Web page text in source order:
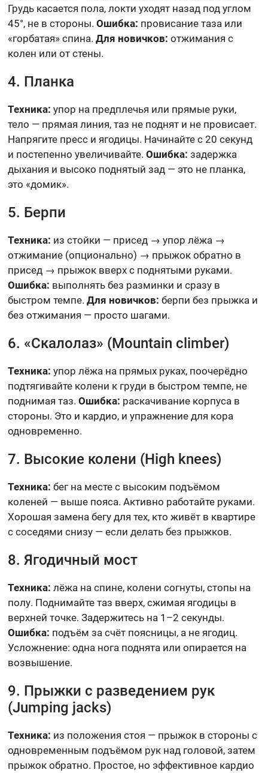
Грудь касается пола, локти уходят назад под углом
45°, не в стороны.Ошибка: провисание таза или
«горбатая» спина.Для новичков: отжимания с
колен или от стены.
4. Планка
Техника: упор на предплечья или прямые руки,
тело — прямая линия, таз не поднят и не провисает.
Напрягите пресс и ягодицы. Начинайте с 20 секунд
и постепенно увеличивайте.Ошибка: задержка
дыхания и высоко поднятый зад — это не планка,
это «домик».
5. Берпи
Техника: из стойки — присед → упор лёжа →
отжимание (опционально) → прыжок обратно в
присед → прыжок вверх с поднятыми руками.
Ошибка: выполнять без разминки и сразу в
быстром темпе.Для новичков: берпи без прыжка и
без отжимания — просто шагами.
6. «Скалолаз» (Mountain climber)
Техника: упор лёжа на прямых руках, поочерёдно
подтягивайте колени к груди в быстром темпе, не
поднимая таз.Ошибка: раскачивание корпуса в
стороны. Это и кардио, и упражнение для кора
одновременно.
7. Высокие колени (High knees)
Техника: бег на месте с высоким подъёмом
коленей — выше пояса. Активно работайте руками.
Хорошая замена бегу для тех, кто живёт в квартире
с соседями снизу — если делать без прыжков.
8. Ягодичный мост
Техника: лёжа на спине, колени согнуты, стопы на
полу. Поднимайте таз вверх, сжимая ягодицы в
верхней точке. Задержитесь на 1–2 секунды.
Ошибка: подъём за счёт поясницы, а не ягодиц.
Усложнение: одна нога поднята или опирается на
возвышение.
9. Прыжки с разведением рук
(Jumping jacks)
Техника: из положения стоя — прыжок в стороны с
одновременным подъёмом рук над головой, затем
прыжок обратно. Простое, но эффективное кардио